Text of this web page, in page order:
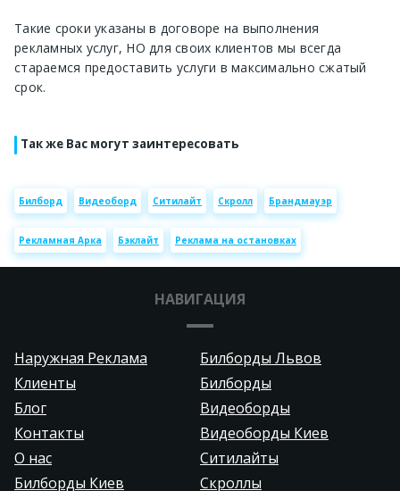
Такие сроки указаны в договоре на выполнения
рекламных услуг, НО для своих клиентов мы всегда
стараемся предоставить услуги в максимально сжатый
срок.
Так же Вас могут заинтересовать
Билборд Видеоборд Ситилайт Скролл Брандмауэр
Рекламная Арка Бэклайт Реклама на остановках
НАВИГАЦИЯ
Наружная Реклама
Билборды Львов
Клиенты
Билборды
Блог
Видеоборды
Контакты
Видеоборды Киев
О нас
Ситилайты
Билборды Киев
Скроллы